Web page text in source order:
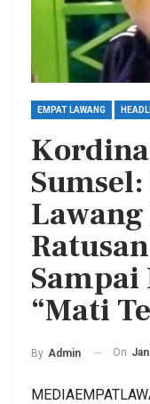
EMPAT LAWANG
Sampai
“Mati
By Admin On